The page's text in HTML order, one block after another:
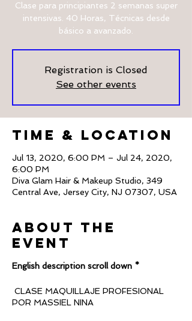
Clase para principiantes 2 semanas super
intensivas. 40 Horas, Técnicas desde
básico a avanzado.
Registration is Closed
See other events
Time & Location
Jul 13, 2020, 6:00 PM – Jul 24, 2020,
6:00 PM
Diva Glam Hair & Makeup Studio, 349
Central Ave, Jersey City, NJ 07307, USA
About The
Event
English description scroll down *
CLASE MAQUILLAJE PROFESIONAL
POR MASSIEL NINA